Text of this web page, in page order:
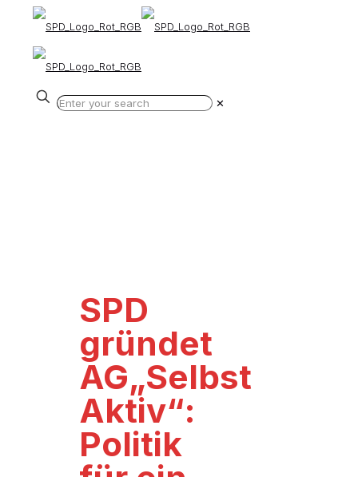
✕
SPD
gründet
AG„Selbst
Aktiv“:
Politik